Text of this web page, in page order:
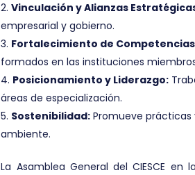
Vinculación y Alianzas
empresarial y gobierno.
Fortalecimiento de
formados en las instituciones
Posicionamiento y Liderazgo:
áreas de especialización.
Sostenibilidad: Promueve
ambiente.
La Asamblea General del CIESCE